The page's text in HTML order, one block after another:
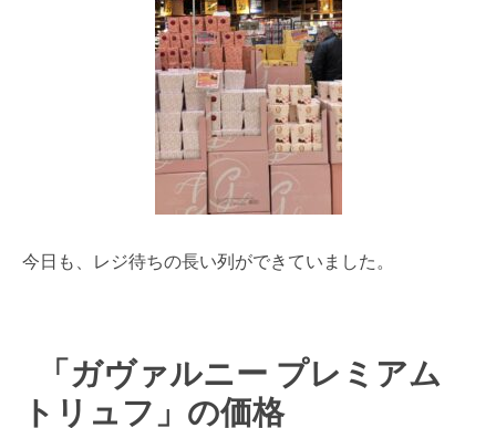
今日も、レジ待ちの長い列ができていました。
「ガヴァルニー プレミアム
トリュフ」の価格